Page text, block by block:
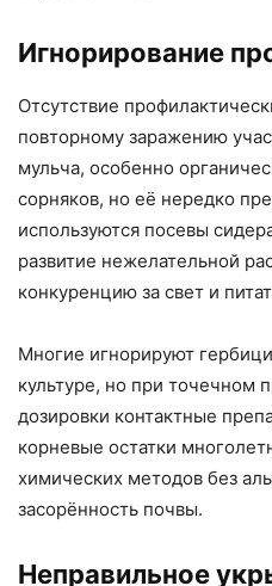
Игнорирование
Отсутствие
повторному заражению
мульча, особенно
сорняков, но её нередко
используются посевы
развитие нежелательной
конкуренцию за свет и
Многие игнорируют
культуре, но при точечном
дозировки контактные
корневые остатки
химических методов без
засорённость почвы.
Неправильное